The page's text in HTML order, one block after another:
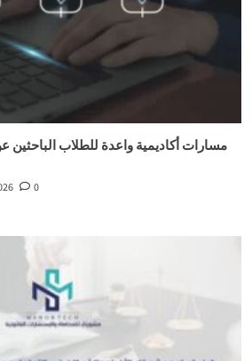
مسارات أكاديمية واعدة للطلاب
0